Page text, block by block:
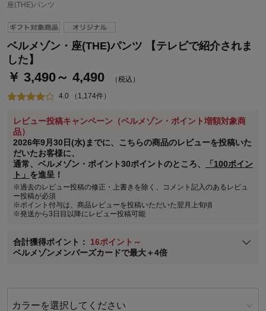
座(THE)パンツ
ベルメゾン・座(THE)パンツ 【テレビで紹介されま
した】
￥ 3,490～ 4,490 （税込）
4.0 （1,174件）
レビュー投稿キャンペーン（ベルメゾン・ポイント増額対象商
品）
2026年9月30日(水)までに、こちらの商品のレビューを投稿いた
だいたお客様に、
通常、ベルメゾン・ポイント30ポイントのところ、
「100ポイン
ト」 を進呈！
※過去のレビュー投稿の修正・上書きを除く、コメント記入のあるレビュ
ー投稿が必須
※ポイント付与は、商品レビューを投稿いただいた翌月上旬頃
※発送から3日目以降にレビュー投稿可能
合計獲得ポイント： 16ポイント～
ベルメゾンメンバーズカードで最大＋4倍
ステージが上がれば送料無料・返品引取無料！
さらにポイント還元最大16倍！
ベルメゾンご優待サービスについて
ベルメゾン・ポイントについて
通常商品送料無料 返品引取無料（JCBのみ）
即時入会なら更に500円OFFクーポンプレゼント
※メンバーズカードの加算ポイントはステージ倍率適用前の基本ポイント
に対して適用されます。
カラーを選択してください